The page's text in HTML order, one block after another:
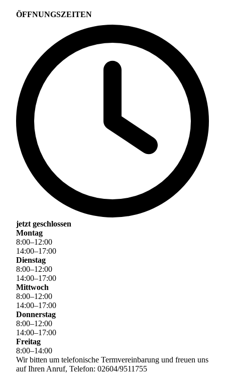
ÖFFNUNGSZEITEN
jetzt geschlossen
Montag
8:00–12:00
14:00–17:00
Dienstag
8:00–12:00
14:00–17:00
Mittwoch
8:00–12:00
14:00–17:00
Donnerstag
8:00–12:00
14:00–17:00
Freitag
8:00–14:00
Wir bitten um telefonische Termvereinbarung und freuen uns
auf Ihren Anruf, Telefon: 02604/9511755